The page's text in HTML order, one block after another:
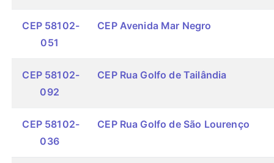
CEP 58102-
051
CEP Avenida Mar Negro
CEP 58102-
092
CEP Rua Golfo de Tailândia
CEP 58102-
036
CEP Rua Golfo de São Lourenço